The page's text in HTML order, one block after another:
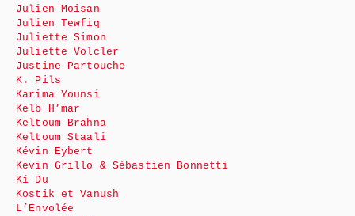
Julien Moisan
Julien Tewfiq
Juliette Simon
Juliette Volcler
Justine Partouche
K. Pils
Karima Younsi
Kelb H’mar
Keltoum Brahna
Keltoum Staali
Kévin Eybert
Kevin Grillo & Sébastien Bonnetti
Ki Du
Kostik et Vanush
L’Envolée